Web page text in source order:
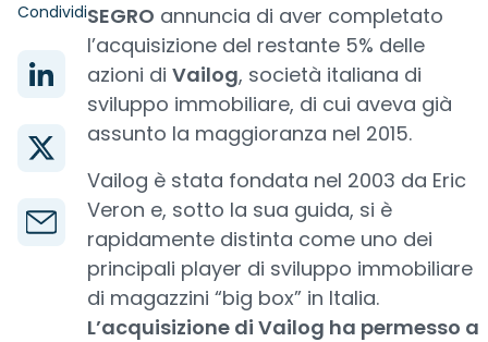
CondividiSEGRO annuncia di aver completato
l’acquisizione del restante 5% delle
azioni di Vailog, società italiana di
sviluppo immobiliare, di cui aveva già
assunto la maggioranza nel 2015.
Vailog è stata fondata nel 2003 da Eric
Veron e, sotto la sua guida, si è
rapidamente distinta come uno dei
principali player di sviluppo immobiliare
di magazzini “big box” in Italia.
L’acquisizione di Vailog ha permesso a